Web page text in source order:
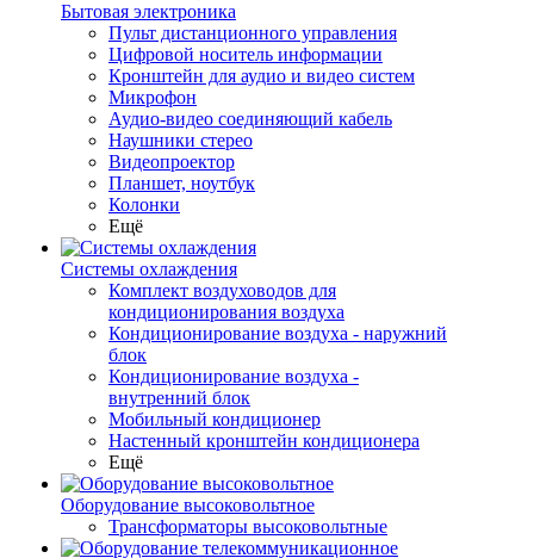
Бытовая электроника
Пульт дистанционного управления
Цифровой носитель информации
Кронштейн для аудио и видео систем
Микрофон
Аудио-видео соединяющий кабель
Наушники стерео
Видеопроектор
Планшет, ноутбук
Колонки
Ещё
Системы охлаждения
Комплект воздуховодов для
кондиционирования воздуха
Кондиционирование воздуха - наружний
блок
Кондиционирование воздуха -
внутренний блок
Мобильный кондиционер
Настенный кронштейн кондиционера
Ещё
Оборудование высоковольтное
Трансформаторы высоковольтные